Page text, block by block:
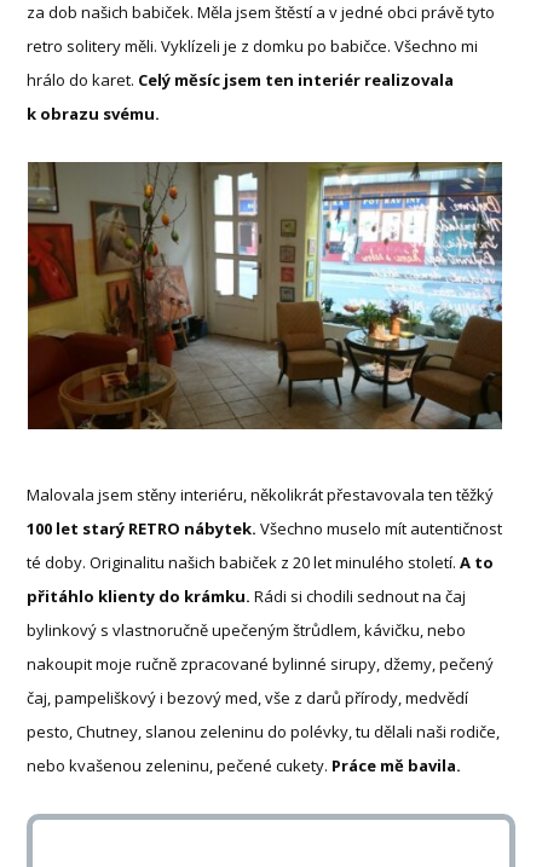
za dob našich babiček. Měla jsem štěstí a v jedné obci právě tyto
retro solitery měli. Vyklízeli je z domku po babičce. Všechno mi
hrálo do karet. Celý měsíc jsem ten interiér realizovala
k obrazu svému.
Malovala jsem stěny interiéru, několikrát přestavovala ten těžký
100 let starý RETRO nábytek. Všechno muselo mít autentičnost
té doby. Originalitu našich babiček z 20 let minulého století.A to
přitáhlo klienty do krámku. Rádi si chodili sednout na čaj
bylinkový s vlastnoručně upečeným štrůdlem, kávičku, nebo
nakoupit moje ručně zpracované bylinné sirupy, džemy, pečený
čaj, pampeliškový i bezový med, vše z darů přírody, medvědí
pesto, Chutney, slanou zeleninu do polévky, tu dělali naši rodiče,
nebo kvašenou zeleninu, pečené cukety. Práce mě bavila.